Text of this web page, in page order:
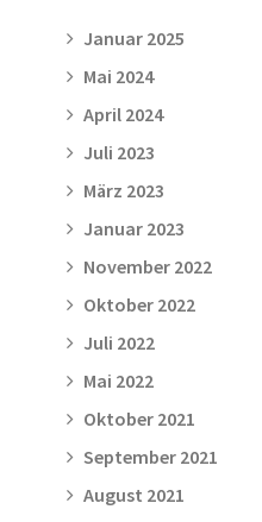
Januar 2025
Mai 2024
April 2024
Juli 2023
März 2023
Januar 2023
November 2022
Oktober 2022
Juli 2022
Mai 2022
Oktober 2021
September 2021
August 2021